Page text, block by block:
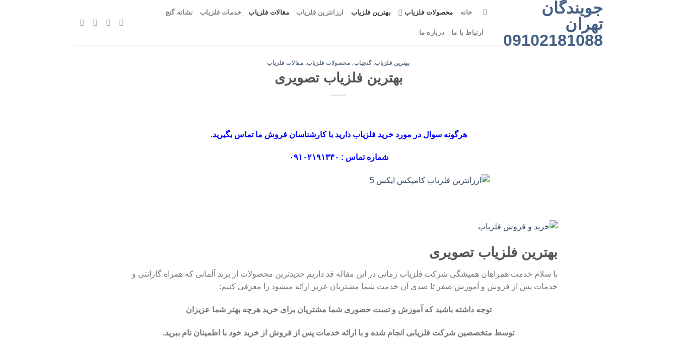
جویندگان
تهران
09102181088
خانه محصولات فلزیاب بهترین فلزیاب ارزانترین فلزیاب مقالات فلزیاب خدمات فلزیاب نشانه گنج
ارتباط با ما درباره ما
بهترین فلزیاب,گنجیاب, محصولات فلزیاب, مقالات فلزیاب
بهترین فلزیاب تصویری
هرگونه سوال در مورد خرید فلزیاب دارید با کارشناسان فروش ما تماس بگیرید.
شماره تماس : ۰۹۱۰۲۱۹۱۳۳۰
بهترین فلزیاب تصویری
با سلام خدمت همراهان همیشگی شرکت فلزیاب زمانی در این مقاله قد داریم جدیدترین محصولات از برند آلمانی که همراه گارانتی و
خدمات پس از فروش و آموزش صفر تا صدی آن خدمت شما مشتریان عزیز ارائه میشود را معرفی کنیم:
توجه داشته باشید که آموزش و تست حضوری شما مشتریان برای خرید هرچه بهتر شما عزیزان
توسط متخصصین شرکت فلزیابی انجام شده و با ارائه خدمات پس از فروش از خرید خود با اطمینان نام ببرید.